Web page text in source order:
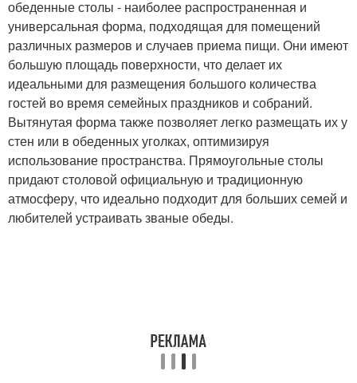
обеденные столы - наиболее распространенная и
универсальная форма, подходящая для помещений
различных размеров и случаев приема пищи. Они имеют
большую площадь поверхности, что делает их
идеальными для размещения большого количества
гостей во время семейных праздников и собраний.
Вытянутая форма также позволяет легко размещать их у
стен или в обеденных уголках, оптимизируя
использование пространства. Прямоугольные столы
придают столовой официальную и традиционную
атмосферу, что идеально подходит для больших семей и
любителей устраивать званые обеды.